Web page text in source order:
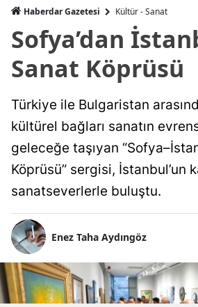
Haberdar Gazetesi Kültür - Sanat
Sofya’dan
Sanat Köprüsü
Türkiye ile Bulgaristan
kültürel bağları sanatın
geleceğe taşıyan
Köprüsü” sergisi, İstanbul’un
sanatseverlerle buluştu.
Enez Taha Aydıngöz